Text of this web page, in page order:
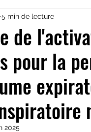
d'entrainement
oxyde nitrique
de
pour la
5 min de lecture
2025